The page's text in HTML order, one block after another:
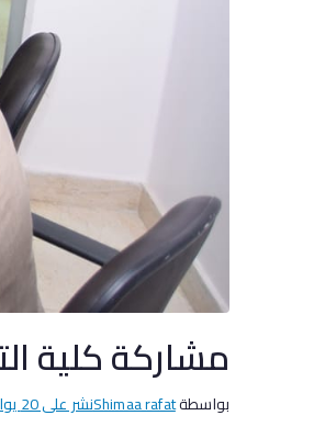
مشاركة كلية
بواسطةShimaa rafatنشر على20 يوليو, 2019